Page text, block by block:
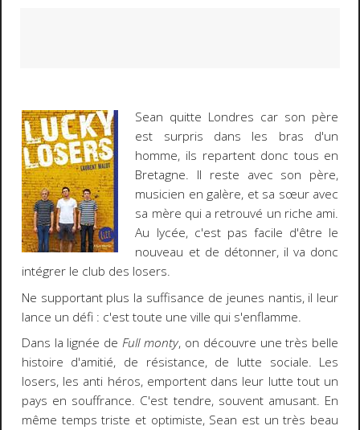
Sean quitte Londres car son père
est surpris dans les bras d'un
homme, ils repartent donc tous en
Bretagne. Il reste avec son père,
musicien en galère, et sa sœur avec
sa mère qui a retrouvé un riche ami.
Au lycée, c'est pas facile d'être le
nouveau et de détonner, il va donc
intégrer le club des losers.
Ne supportant plus la suffisance de jeunes nantis, il leur
lance un défi : c'est toute une ville qui s'enflamme.
Dans la lignée deFull monty, on découvre une très belle
histoire d'amitié, de résistance, de lutte sociale. Les
losers, les anti héros, emportent dans leur lutte tout un
pays en souffrance. C'est tendre, souvent amusant. En
même temps triste et optimiste, Sean est un très beau